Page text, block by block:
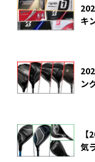
キ
ン
気